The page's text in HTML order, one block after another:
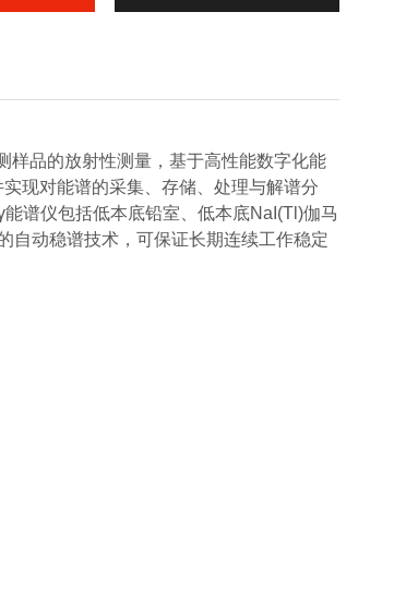
样品的放射性测量，基于高性能数字化能
现对能谱的采集、存储、处理与解谱分
能谱仪包括低本底铅室、低本底NaI(Tl)伽马
自动稳谱技术，可保证长期连续工作稳定